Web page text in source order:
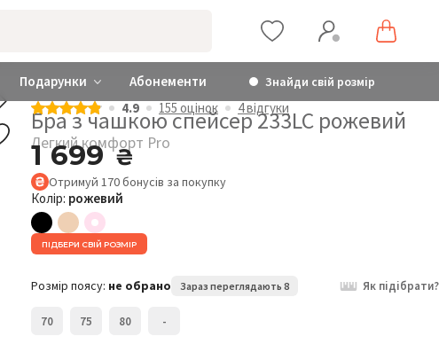
Подарунки Абонементи Знайди свій розмір
4.9 155 оцiнок 4 відгуки
Бра з чашкою спейсер 233LC рожевий
Легкий комфорт Pro
1 699₴
Отримуй 170бонусів за покупку
Колір: рожевий
ПІДБЕРИ СВІЙ РОЗМІР
Розмір поясу: не обрано Зараз переглядають 8 Як підібрати?
70 75 80 -
Бра з чашкою спейсер
233LC
Розмір:
70G